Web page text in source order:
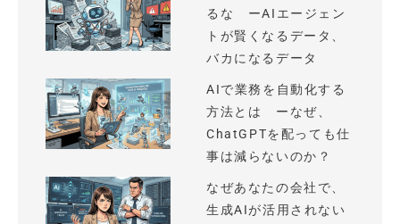
るな ーAIエージェン
トが賢くなるデータ、
バカになるデータ
AIで業務を自動化する
方法とは ーなぜ、
ChatGPTを配っても仕
事は減らないのか？
なぜあなたの会社で、
生成AIが活用されない